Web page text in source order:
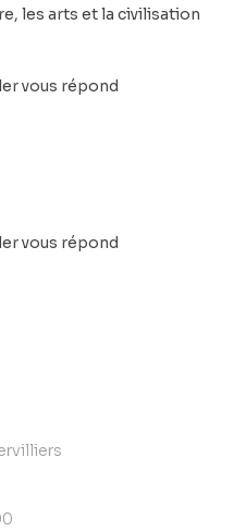
les arts et la civilisation
vous répond
vous répond